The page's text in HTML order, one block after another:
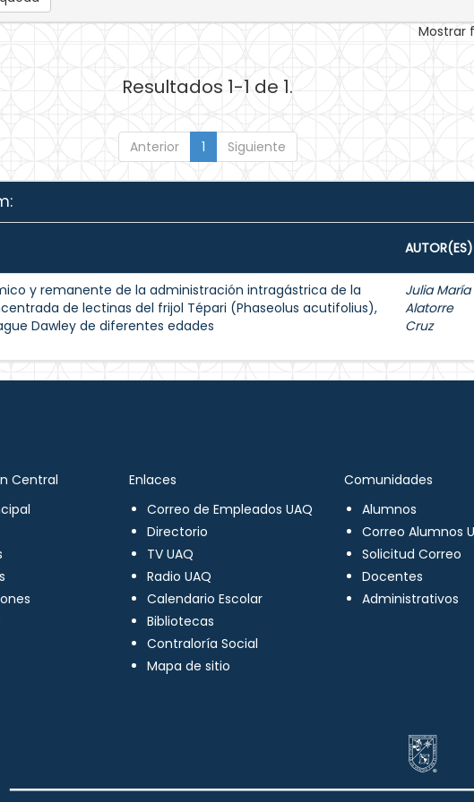
Mostrar
Resultados 1-1 de 1.
Anterior 1 Siguiente
AUTOR(ES)
y remanente de la administración intragástrica de la
de lectinas del frijol Tépari (Phaseolus acutifolius),
Dawley de diferentes edades
Julia María
Alatorre
Cruz
Central
Enlaces
Correo de Empleados UAQ
Directorio
TV UAQ
Radio UAQ
Calendario Escolar
Bibliotecas
Contraloría Social
Mapa de sitio
Comunidades
Alumnos
Correo Alumnos
Solicitud Correo
Docentes
Administrativos